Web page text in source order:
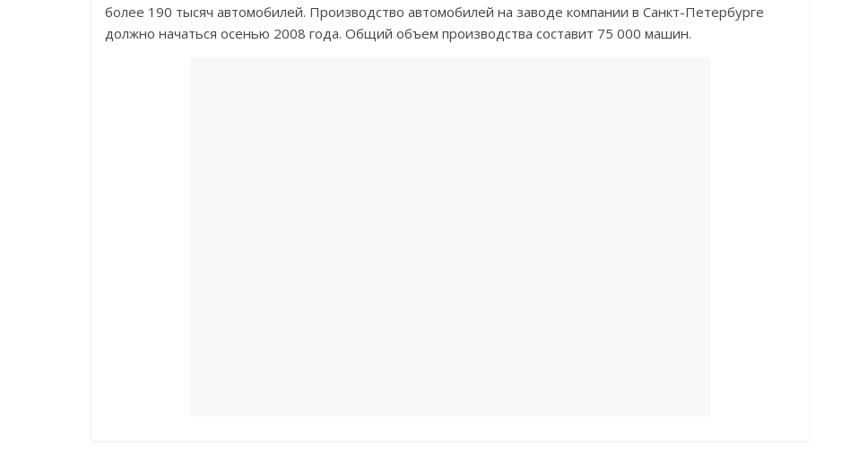
более 190 тысяч автомобилей. Производство автомобилей на заводе компании в Санкт-Петербурге
должно начаться осенью 2008 года. Общий объем производства составит 75 000 машин.